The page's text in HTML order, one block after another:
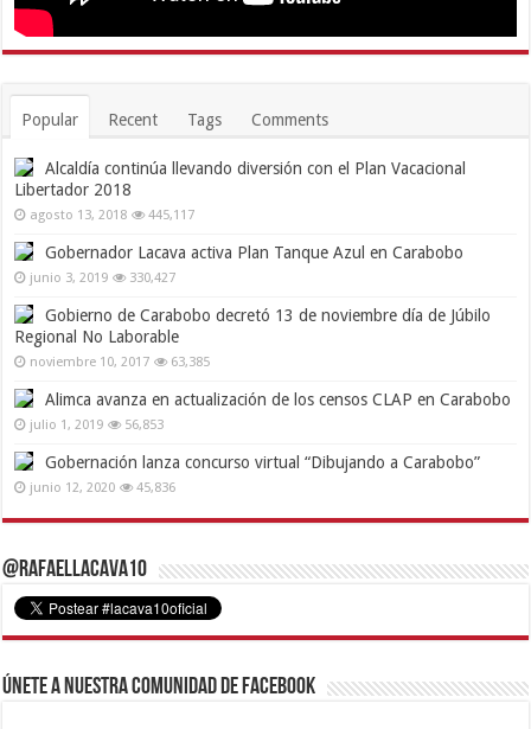
Popular Recent Tags Comments
Alcaldía continúa llevando diversión con el Plan Vacacional
Libertador 2018
agosto 13, 2018 445,117
Gobernador Lacava activa Plan Tanque Azul en Carabobo
junio 3, 2019 330,427
Gobierno de Carabobo decretó 13 de noviembre día de Júbilo
Regional No Laborable
noviembre 10, 2017 63,385
Alimca avanza en actualización de los censos CLAP en Carabobo
julio 1, 2019 56,853
Gobernación lanza concurso virtual “Dibujando a Carabobo”
junio 12, 2020 45,836
@RafaelLacava10
Únete a nuestra comunidad de Facebook